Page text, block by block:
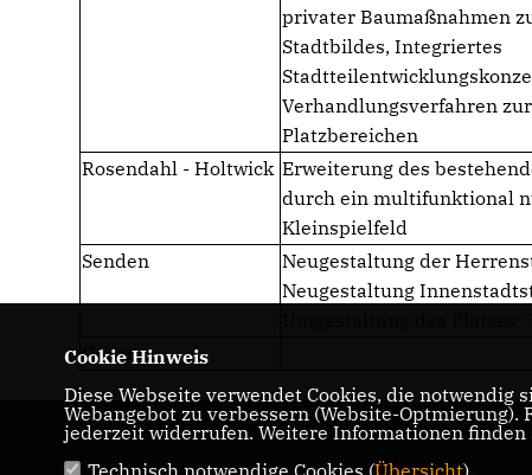
privater Baumaßnahmen
Stadtbildes, Integriertes
Verhandlungsverfahren
Platzbereichen
Rosendahl - Holtwick Erweiterung des
durch ein multifunktional
Kleinspielfeld
Senden
Neugestaltung der
Neugestaltung
Gesamt
Cookie Hinweis
Diese Webseite verwendet Cookies, die
Webangebot zu verbessern (Website-
jederzeit widerrufen. Weitere Informationen finden
Technisch notwendige Cookies (Übersicht)